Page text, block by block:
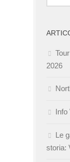
per:
2026
Info
Le
storia: